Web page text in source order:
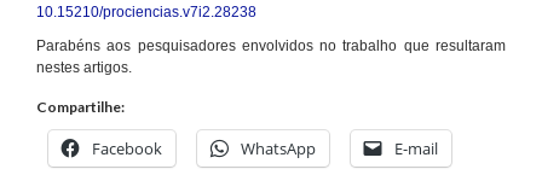
10.15210/prociencias.v7i2.28238
Parabéns aos pesquisadores envolvidos no trabalho que resultaram
nestes artigos.
Compartilhe:
Facebook WhatsApp E-mail